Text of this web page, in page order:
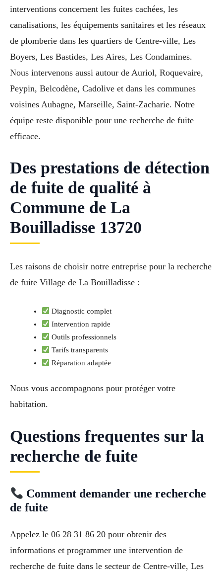
interventions concernent les fuites cachées, les
canalisations, les équipements sanitaires et les réseaux
de plomberie dans les quartiers de Centre-ville, Les
Boyers, Les Bastides, Les Aires, Les Condamines.
Nous intervenons aussi autour de Auriol, Roquevaire,
Peypin, Belcodène, Cadolive et dans les communes
voisines Aubagne, Marseille, Saint-Zacharie. Notre
équipe reste disponible pour une recherche de fuite
efficace.
Des prestations de détection
de fuite de qualité à
Commune de La
Bouilladisse 13720
Les raisons de choisir notre entreprise pour la recherche
de fuite Village de La Bouilladisse :
Diagnostic complet
Intervention rapide
Outils professionnels
Tarifs transparents
Réparation adaptée
Nous vous accompagnons pour protéger votre
habitation.
Questions frequentes sur la
recherche de fuite
Comment demander une recherche
de fuite
Appelez le 06 28 31 86 20 pour obtenir des
informations et programmer une intervention de
recherche de fuite dans le secteur de Centre-ville, Les